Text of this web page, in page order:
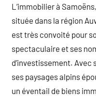
L’immobilier à
située dans la région
est très convoité pour
spectaculaire et ses
d’investissement.
ses paysages alpins
un éventail de biens